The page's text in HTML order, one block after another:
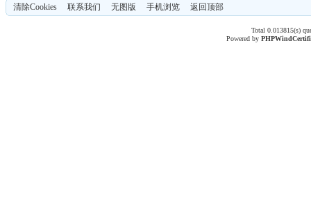
清除Cookies 联系我们 无图版 手机浏览 返回顶部
Total 0.013815(s)
Powered byPHPWind